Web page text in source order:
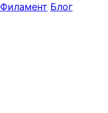
Филамент Блог